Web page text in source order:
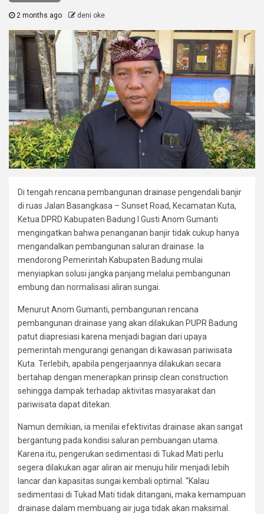
2 months ago deni oke
Di tengah rencana pembangunan drainase pengendali banjir
di ruas Jalan Basangkasa – Sunset Road, Kecamatan Kuta,
Ketua DPRD Kabupaten Badung I Gusti Anom Gumanti
mengingatkan bahwa penanganan banjir tidak cukup hanya
mengandalkan pembangunan saluran drainase. Ia
mendorong Pemerintah Kabupaten Badung mulai
menyiapkan solusi jangka panjang melalui pembangunan
embung dan normalisasi aliran sungai.
Menurut Anom Gumanti, pembangunan rencana
pembangunan drainase yang akan dilakukan PUPR Badung
patut diapresiasi karena menjadi bagian dari upaya
pemerintah mengurangi genangan di kawasan pariwisata
Kuta. Terlebih, apabila pengerjaannya dilakukan secara
bertahap dengan menerapkan prinsip clean construction
sehingga dampak terhadap aktivitas masyarakat dan
pariwisata dapat ditekan.
Namun demikian, ia menilai efektivitas drainase akan sangat
bergantung pada kondisi saluran pembuangan utama.
Karena itu, pengerukan sedimentasi di Tukad Mati perlu
segera dilakukan agar aliran air menuju hilir menjadi lebih
lancar dan kapasitas sungai kembali optimal. “Kalau
sedimentasi di Tukad Mati tidak ditangani, maka kemampuan
drainase dalam membuang air juga tidak akan maksimal.